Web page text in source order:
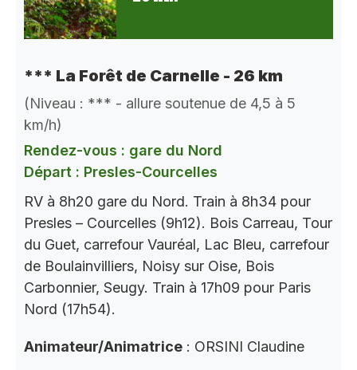
*** La Forêt de Carnelle - 26 km
(Niveau : *** - allure soutenue de 4,5 à 5
km/h)
Rendez-vous : gare du Nord
Départ : Presles-Courcelles
RV à 8h20 gare du Nord. Train à 8h34 pour
Presles – Courcelles (9h12). Bois Carreau, Tour
du Guet, carrefour Vauréal, Lac Bleu, carrefour
de Boulainvilliers, Noisy sur Oise, Bois
Carbonnier, Seugy. Train à 17h09 pour Paris
Nord (17h54).
Animateur/Animatrice : ORSINI Claudine